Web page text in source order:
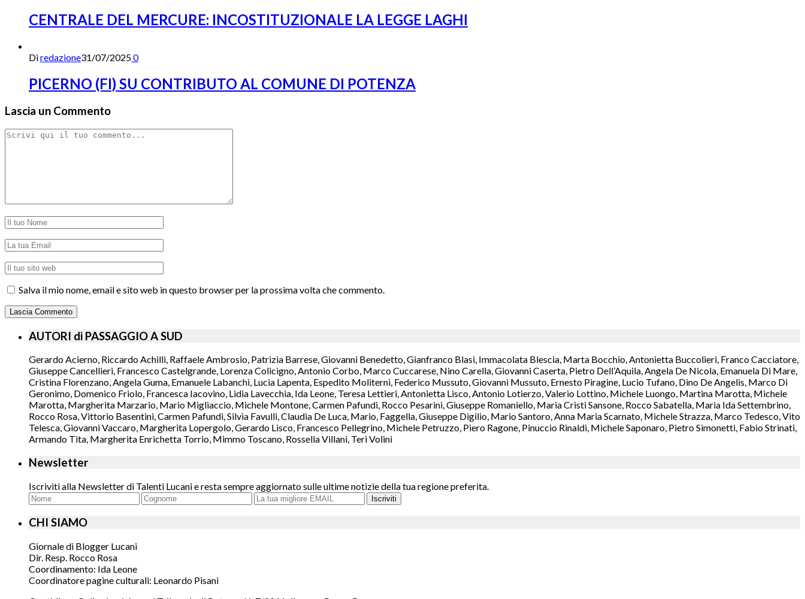
CENTRALE DEL MERCURE: INCOSTITUZIONALE LA LEGGE LAGHI
Diredazione31/07/20250
PICERNO (FI) SU CONTRIBUTO AL COMUNE DI POTENZA
Lascia un Commento
Salva il mio nome, email e sito web in questo browser per la prossima volta che commento.
AUTORI di PASSAGGIO A SUD
Gerardo Acierno, Riccardo Achilli, Raffaele Ambrosio, Patrizia Barrese, Giovanni Benedetto, Gianfranco Blasi, Immacolata Blescia, Marta Bocchio, Antonietta Buccolieri, Franco Cacciatore,
Giuseppe Cancellieri, Francesco Castelgrande, Lorenza Colicigno, Antonio Corbo, Marco Cuccarese, Nino Carella, Giovanni Caserta, Pietro Dell’Aquila, Angela De Nicola, Emanuela Di Mare,
Cristina Florenzano, Angela Guma, Emanuele Labanchi, Lucia Lapenta, Espedito Moliterni, Federico Mussuto, Giovanni Mussuto, Ernesto Piragine, Lucio Tufano, Dino De Angelis, Marco Di
Geronimo, Domenico Friolo, Francesca Iacovino, Lidia Lavecchia, Ida Leone, Teresa Lettieri, Antonietta Lisco, Antonio Lotierzo, Valerio Lottino, Michele Luongo, Martina Marotta, Michele
Marotta, Margherita Marzario, Mario Migliaccio, Michele Montone, Carmen Pafundi, Rocco Pesarini, Giuseppe Romaniello, Maria Cristi Sansone, Rocco Sabatella, Maria Ida Settembrino,
Rocco Rosa, Vittorio Basentini, Carmen Pafundi, Silvia Favulli, Claudia De Luca, Mario, Faggella, Giuseppe Digilio, Mario Santoro, Anna Maria Scarnato, Michele Strazza, Marco Tedesco, Vito
Telesca, Giovanni Vaccaro, Margherita Lopergolo, Gerardo Lisco, Francesco Pellegrino, Michele Petruzzo, Piero Ragone, Pinuccio Rinaldi, Michele Saponaro, Pietro Simonetti, Fabio Strinati,
Armando Tita, Margherita Enrichetta Torrio, Mimmo Toscano, Rossella Villani, Teri Volini
Newsletter
Iscriviti alla Newsletter di Talenti Lucani e resta sempre aggiornato sulle ultime notizie della tua regione preferita.
Iscriviti
CHI SIAMO
Giornale di Blogger Lucani
Dir. Resp. Rocco Rosa
Coordinamento: Ida Leone
Coordinatore pagine culturali: Leonardo Pisani